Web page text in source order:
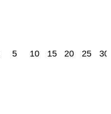
5 10 15 20 25 30